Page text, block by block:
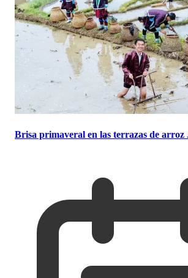
Brisa primaveral en las terrazas de arroz